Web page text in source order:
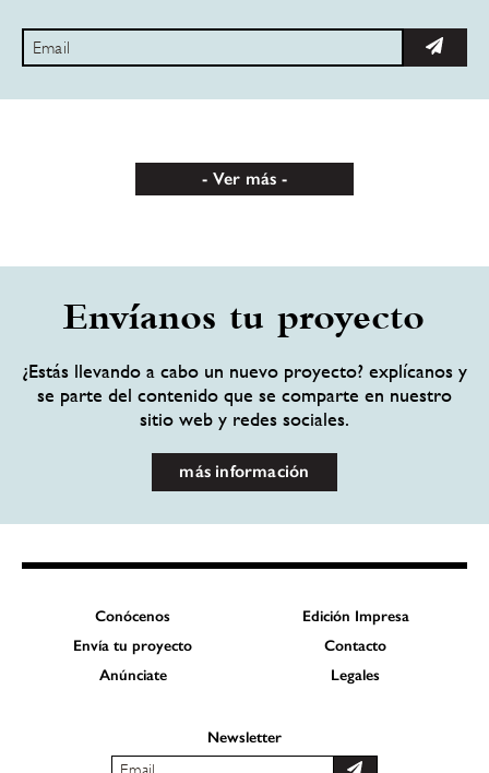
Ver más
Envíanos tu proyecto
¿Estás llevando a cabo un nuevo proyecto? explícanos y
se parte del contenido que se comparte en nuestro
sitio web y redes sociales.
más información
Conócenos
Edición Impresa
Envía tu proyecto
Contacto
Anúnciate
Legales
Newsletter